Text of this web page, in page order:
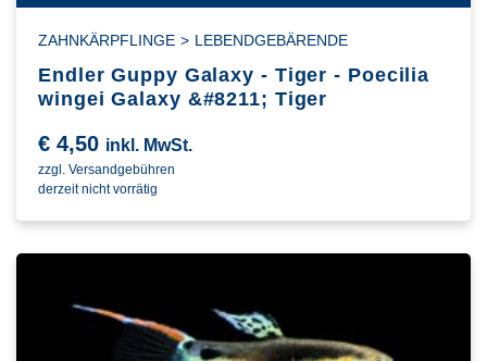
ZAHNKÄRPFLINGE > LEBENDGEBÄRENDE
Endler Guppy Galaxy - Tiger - Poecilia
wingei Galaxy &#8211; Tiger
€ 4,50 inkl. MwSt.
zzgl. Versandgebühren
derzeit nicht vorrätig